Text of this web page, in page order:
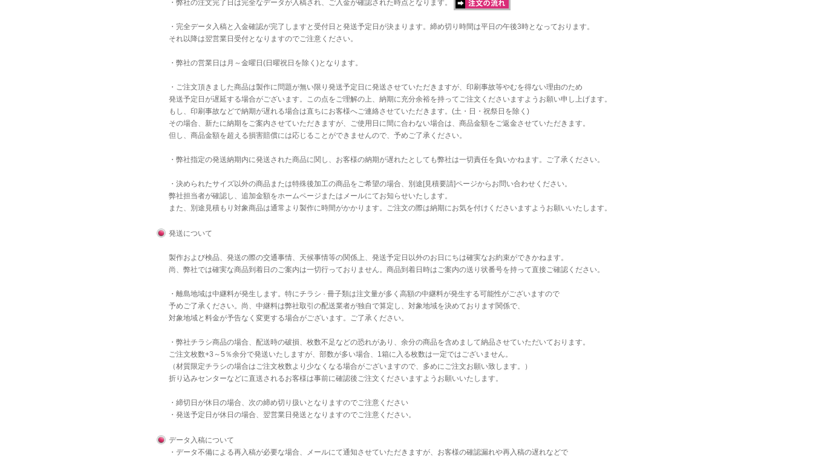
・弊社の注文完了日は完全なデータが入稿され、ご入金が確認された時点となります。
・完全データ入稿と入金確認が完了しますと受付日と発送予定日が決まります。締め切り時間は平日の午後3時となっております。
それ以降は翌営業日受付となりますのでご注意ください。
・弊社の営業日は月～金曜日(日曜祝日を除く)となります。
・ご注文頂きました商品は製作に問題が無い限り発送予定日に発送させていただきますが、印刷事故等やむを得ない理由のため
発送予定日が遅延する場合がございます。この点をご理解の上、納期に充分余裕を持ってご注文くださいますようお願い申し上げます。
もし、印刷事故などで納期が遅れる場合は直ちにお客様へご連絡させていただきます。(土・日・祝祭日を除く)
その場合、新たに納期をご案内させていただきますが、ご使用日に間に合わない場合は、商品金額をご返金させていただきます。
但し、商品金額を超える損害賠償には応じることができませんので、予めご了承ください。
・弊社指定の発送納期内に発送された商品に関し、お客様の納期が遅れたとしても弊社は一切責任を負いかねます。ご了承ください。
・決められたサイズ以外の商品または特殊後加工の商品をご希望の場合、別途[見積要請]ページからお問い合わせください。
弊社担当者が確認し、追加金額をホームページまたはメールにてお知らせいたします。
また、別途見積もり対象商品は通常より製作に時間がかかります。ご注文の際は納期にお気を付けくださいますようお願いいたします。
発送について
製作および検品、発送の際の交通事情、天候事情等の関係上、発送予定日以外のお日にちは確実なお約束ができかねます。
尚、弊社では確実な商品到着日のご案内は一切行っておりません。商品到着日時はご案内の送り状番号を持って直接ご確認ください。
・離島地域は中継料が発生します。特にチラシ · 冊子類は注文量が多く高額の中継料が発生する可能性がございますので
予めご了承ください。尚、中継料は弊社取引の配送業者が独自で算定し、対象地域を決めております関係で、
対象地域と料金が予告なく変更する場合がございます。ご了承ください。
・弊社チラシ商品の場合、配送時の破損、枚数不足などの恐れがあり、余分の商品を含めまして納品させていただいております。
ご注文枚数+3～5％余分で発送いたしますが、部数が多い場合、1箱に入る枚数は一定ではございません。
（材質限定チラシの場合はご注文枚数より少なくなる場合がございますので、多めにご注文お願い致します。）
折り込みセンターなどに直送されるお客様は事前に確認後ご注文くださいますようお願いいたします。
・締切日が休日の場合、次の締め切り扱いとなりますのでご注意ください
・発送予定日が休日の場合、翌営業日発送となりますのでご注意ください。
データ入稿について
・データ不備による再入稿が必要な場合、メールにて通知させていただきますが、お客様の確認漏れや再入稿の遅れなどで